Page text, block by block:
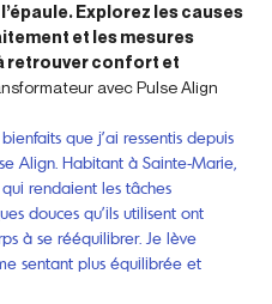
Explorez les causes
et les mesures
retrouver confort et
avec Pulse Align
que j’ai ressentis depuis
Align. Habitant à Sainte-Marie,
rendaient les tâches
douces qu’ils utilisent ont
à se rééquilibrer. Je lève
sentant plus équilibrée et